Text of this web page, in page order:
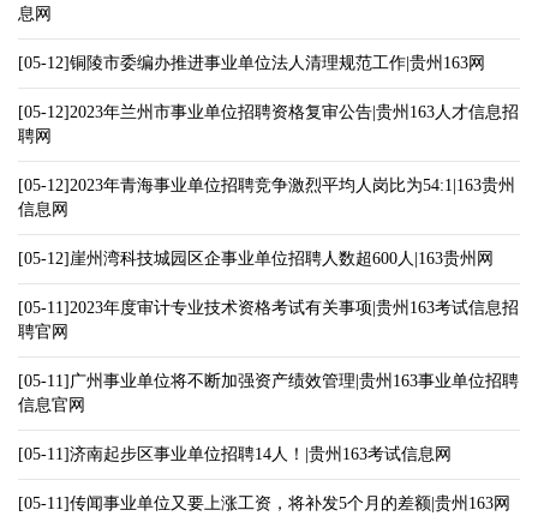
息网
[05-12]铜陵市委编办推进事业单位法人清理规范工作|贵州163网
[05-12]2023年兰州市事业单位招聘资格复审公告|贵州163人才信息招
聘网
[05-12]2023年青海事业单位招聘竞争激烈平均人岗比为54:1|163贵州
信息网
[05-12]崖州湾科技城园区企事业单位招聘人数超600人|163贵州网
[05-11]2023年度审计专业技术资格考试有关事项|贵州163考试信息招
聘官网
[05-11]广州事业单位将不断加强资产绩效管理|贵州163事业单位招聘
信息官网
[05-11]济南起步区事业单位招聘14人！|贵州163考试信息网
[05-11]传闻事业单位又要上涨工资，将补发5个月的差额|贵州163网